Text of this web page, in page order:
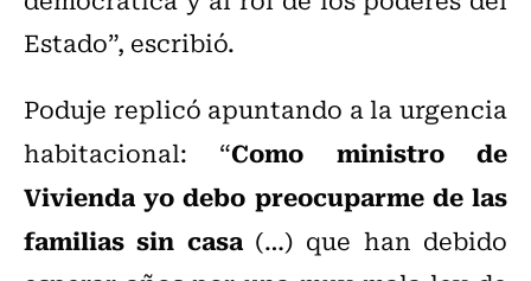
Estado”, escribió.
Poduje replicó apuntando a la urgencia
habitacional: “Como ministro de
Vivienda yo debo preocuparme de las
familias sin casa(…) que han debido